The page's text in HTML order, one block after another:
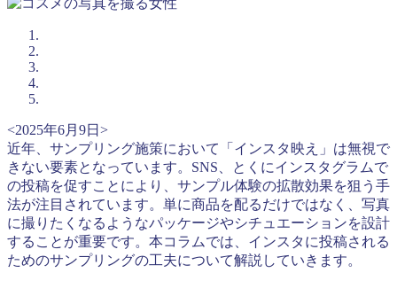
<2025年6月9日>
近年、サンプリング施策において「インスタ映え」は無視で
きない要素となっています。SNS、とくにインスタグラムで
の投稿を促すことにより、サンプル体験の拡散効果を狙う手
法が注目されています。単に商品を配るだけではなく、写真
に撮りたくなるようなパッケージやシチュエーションを設計
することが重要です。本コラムでは、インスタに投稿される
ためのサンプリングの工夫について解説していきます。